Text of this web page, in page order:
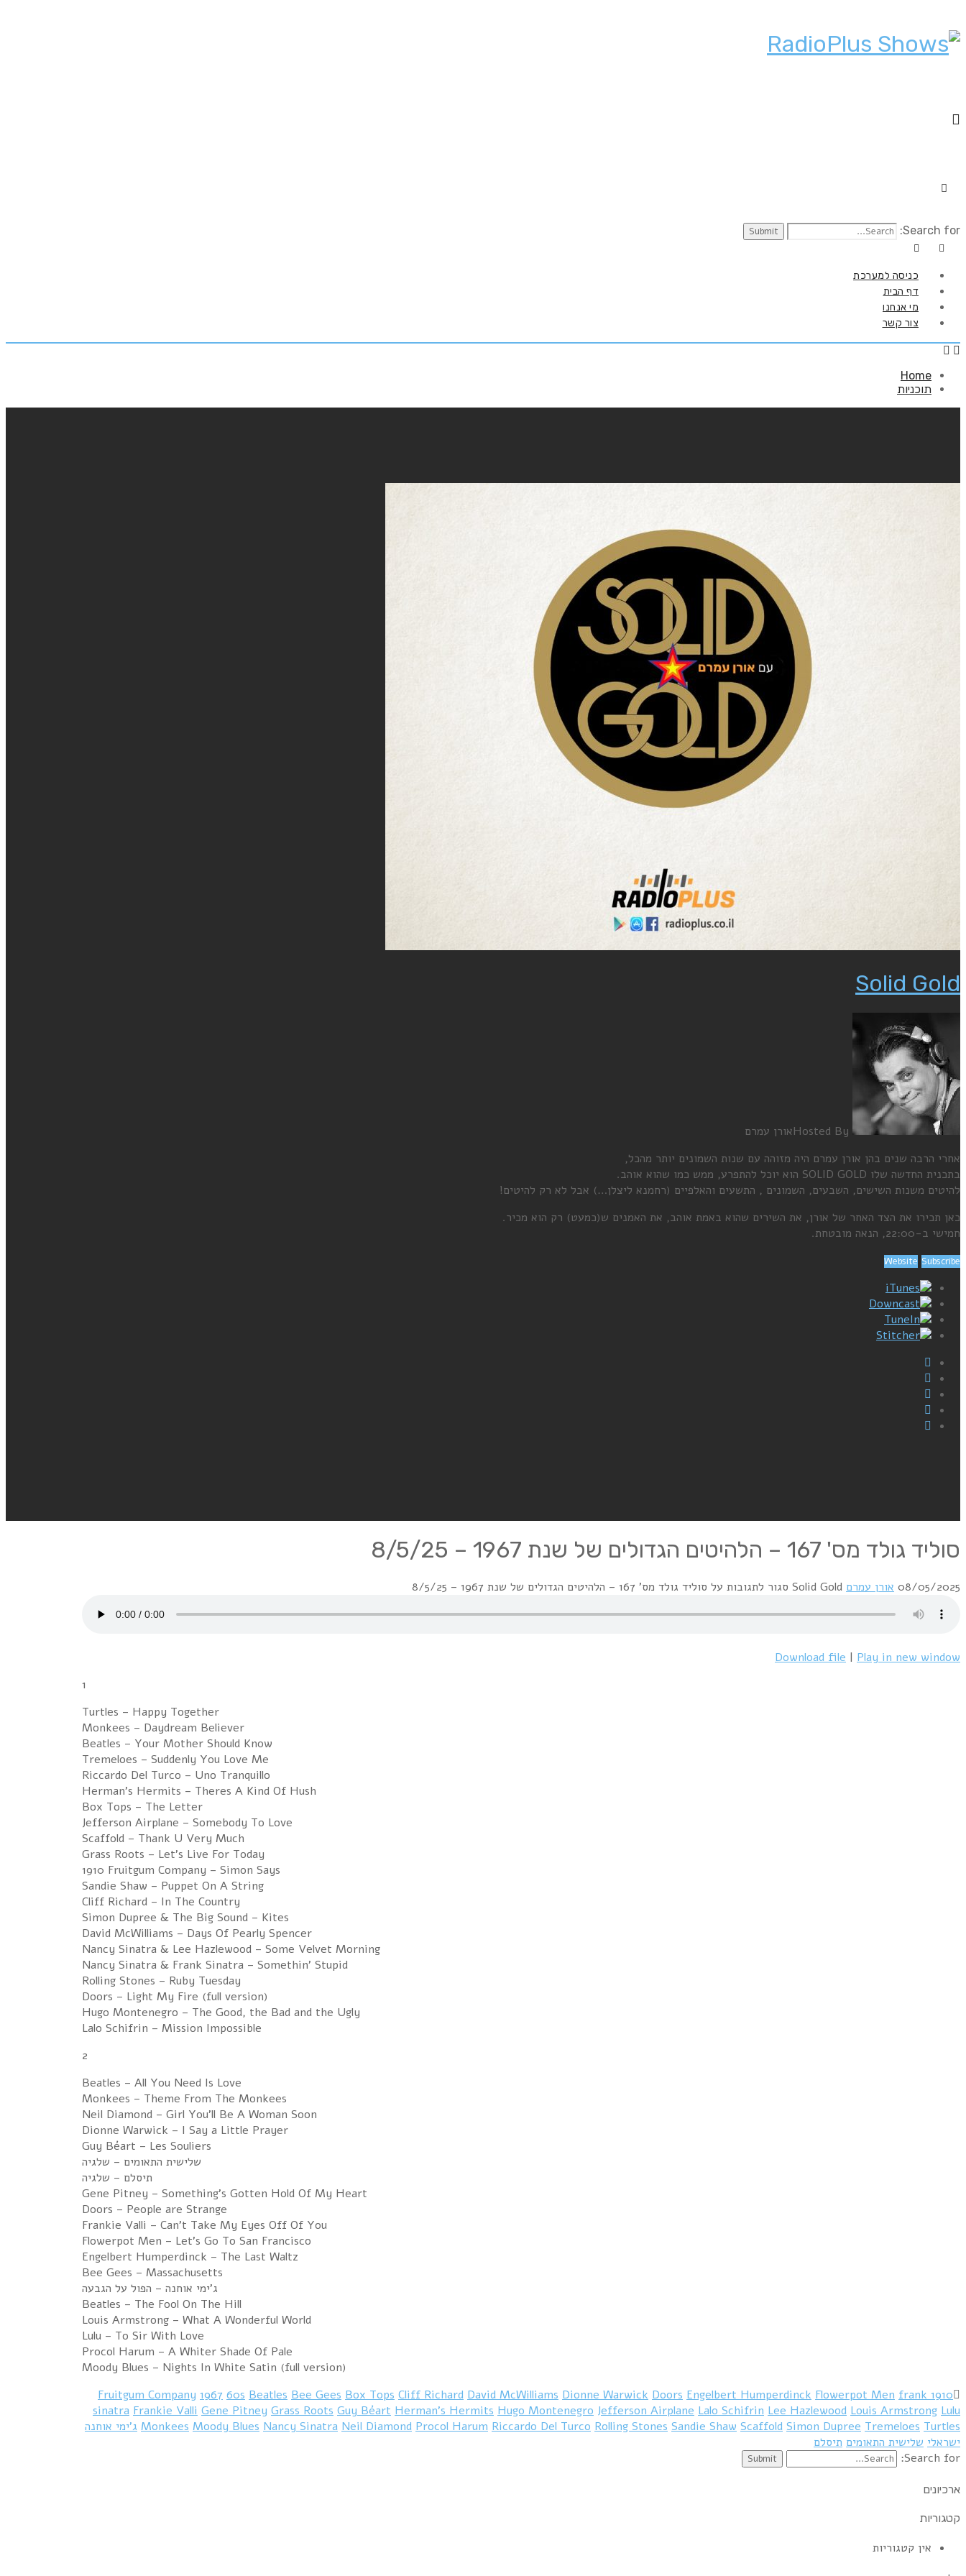
Search for:
כניסה למערכת
דף הבית
מי אנחנו
צור קשר
Home
תוכניות
Solid Gold
Hosted Byאורן עמרם
אחרי הרבה שנים בהן אורן עמרם היה מזוהה עם שנות השמונים יותר מהכל,
בתכנית החדשה שלו SOLID GOLD הוא יוכל להתפרע, ממש כמו שהוא אוהב.
להיטים משנות השישים, השבעים, השמונים , התשעים והאלפיים (רחמנא ליצלן…) אבל לא רק להיטים!
כאן תכירו את הצד האחר של אורן, את השירים שהוא באמת אוהב, את האמנים ש(כמעט) רק הוא מכיר.
חמישי ב-22:00, הנאה מובטחת.
Website Subscribe
iTunes
Downcast
TuneIn
Stitcher
סוליד גולד מס' 167 – הלהיטים הגדולים של שנת 1967 – 8/5/25
08/05/2025 אורן עמרם Solid Gold סגור לתגובות על סוליד גולד מס' 167 – הלהיטים הגדולים של שנת 1967 – 8/5/25
Download file | Play in new window
1
Turtles – Happy Together
Monkees – Daydream Believer
Beatles – Your Mother Should Know
Tremeloes – Suddenly You Love Me
Riccardo Del Turco – Uno Tranquillo
Herman's Hermits – Theres A Kind Of Hush
Box Tops – The Letter
Jefferson Airplane – Somebody To Love
Scaffold – Thank U Very Much
Grass Roots – Let's Live For Today
1910 Fruitgum Company – Simon Says
Sandie Shaw – Puppet On A String
Cliff Richard – In The Country
Simon Dupree & The Big Sound – Kites
David McWilliams – Days Of Pearly Spencer
Nancy Sinatra & Lee Hazlewood – Some Velvet Morning
Nancy Sinatra & Frank Sinatra – Somethin' Stupid
Rolling Stones – Ruby Tuesday
Doors – Light My Fire (full version)
Hugo Montenegro – The Good, the Bad and the Ugly
Lalo Schifrin – Mission Impossible
2
Beatles – All You Need Is Love
Monkees – Theme From The Monkees
Neil Diamond – Girl You'll Be A Woman Soon
Dionne Warwick – I Say a Little Prayer
Guy Béart – Les Souliers
שלישית התאומים – שלגיה
תיסלם – שלגיה
Gene Pitney – Something's Gotten Hold Of My Heart
Doors – People are Strange
Frankie Valli – Can't Take My Eyes Off Of You
Flowerpot Men – Let's Go To San Francisco
Engelbert Humperdinck – The Last Waltz
Bee Gees – Massachusetts
ג'ימי אוחנה – הפול על הגבעה
Beatles – The Fool On The Hill
Louis Armstrong – What A Wonderful World
Lulu – To Sir With Love
Procol Harum – A Whiter Shade Of Pale
Moody Blues – Nights In White Satin (full version)
1910 Fruitgum Company
1967 60s Beatles Bee Gees Box Tops Cliff Richard David McWilliams Dionne Warwick Doors Engelbert Humperdinck Flowerpot Men frank
sinatra Frankie Valli Gene Pitney Grass Roots Guy Béart Herman’s Hermits Hugo Montenegro Jefferson Airplane Lalo Schifrin Lee Hazlewood Louis Armstrong Lulu
Monkees Moody Blues Nancy Sinatra Neil Diamond Procol Harum Riccardo Del Turco Rolling Stones Sandie Shaw Scaffold Simon Dupree Tremeloes Turtles
ג’ימי אוחנה
ישראלי שלישית התאומים תיסלם
Search for:
ארכיונים
קטגוריות
אין קטגוריות